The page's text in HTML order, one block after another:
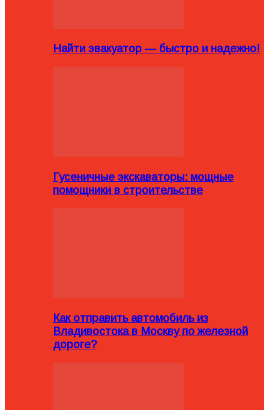
Найти эвакуатор — быстро и надежно!
Гусеничные экскаваторы: мощные
помощники в строительстве
Как отправить автомобиль из
Владивостока в Москву по железной
дороге?